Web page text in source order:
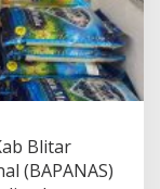
Blitar
(BAPANAS)